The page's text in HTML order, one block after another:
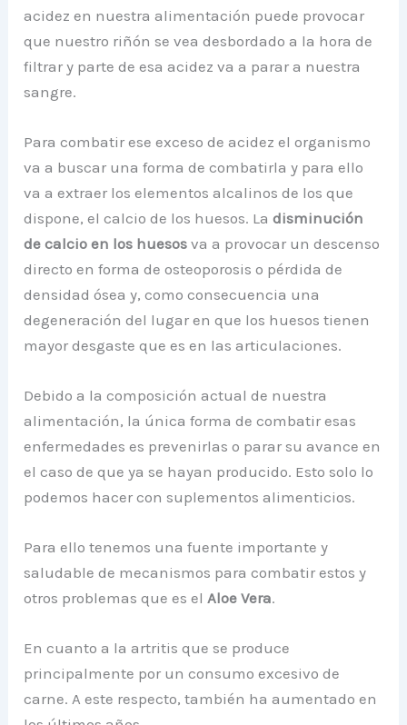
acidez en nuestra alimentación puede provocar
que nuestro riñón se vea desbordado a la hora de
filtrar y parte de esa acidez va a parar a nuestra
sangre.
Para combatir ese exceso de acidez el organismo
va a buscar una forma de combatirla y para ello
va a extraer los elementos alcalinos de los que
dispone, el calcio de los huesos. Ladisminución
de calcio en los huesos va a provocar un descenso
directo en forma de osteoporosis o pérdida de
densidad ósea y, como consecuencia una
degeneración del lugar en que los huesos tienen
mayor desgaste que es en las articulaciones.
Debido a la composición actual de nuestra
alimentación, la única forma de combatir esas
enfermedades es prevenirlas o parar su avance en
el caso de que ya se hayan producido. Esto solo lo
podemos hacer con suplementos alimenticios.
Para ello tenemos una fuente importante y
saludable de mecanismos para combatir estos y
otros problemas que es elAloe Vera.
En cuanto a la artritis que se produce
principalmente por un consumo excesivo de
carne. A este respecto, también ha aumentado en